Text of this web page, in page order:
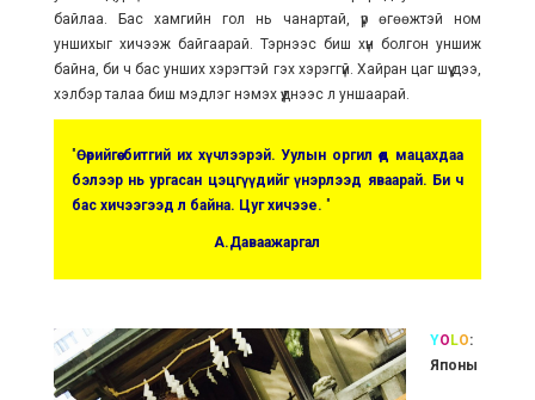
байлаа. Бас хамгийн гол нь чанартай, үр өгөөжтэй ном
уншихыг хичээж байгаарай. Тэрнээс биш хүн болгон уншиж
байна, би ч бас унших хэрэгтэй гэх хэрэггүй. Хайран цаг шүү дээ,
хэлбэр талаа биш мэдлэг нэмэх үүднээс л уншаарай.
"Өөрийгөө битгий их хүчлээрэй. Уулын оргил өөд мацахдаа
бэлээр нь ургасан цэцгүүдийг үнэрлээд яваарай. Би ч
бас хичээгээд л байна. Цуг хичээе. "
А.Даваажаргал
YO LO:
Японы